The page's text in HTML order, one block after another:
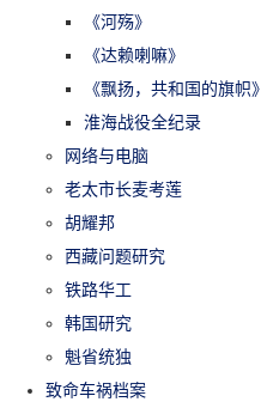
《河殇》
《达赖喇嘛》
《飘扬，共和国的旗帜》
淮海战役全纪录
网络与电脑
老太市长麦考莲
胡耀邦
西藏问题研究
铁路华工
韩国研究
魁省统独
致命车祸档案